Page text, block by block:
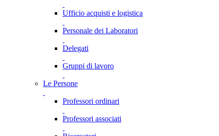
Ufficio acquisti e logistica
Personale dei Laboratori
Delegati
Gruppi di lavoro
Le Persone
Professori ordinari
Professori associati